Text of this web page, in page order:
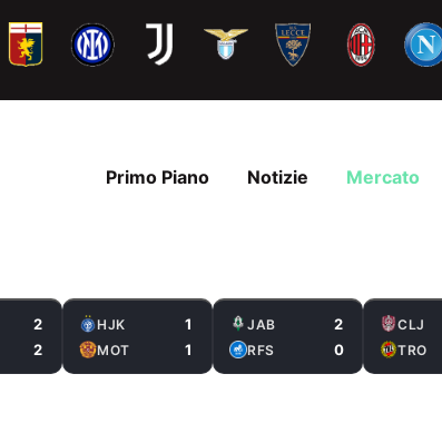
Primo Piano Notizie Mercato
2
2
HJK 1
MOT 1
JAB 2
RFS 0
CLJ
TRO